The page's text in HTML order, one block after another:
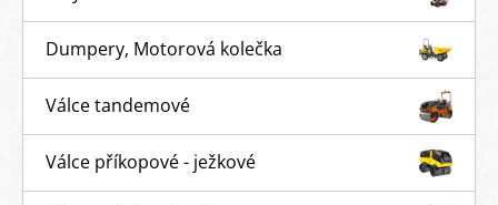
Dumpery, Motorová kolečka
Válce tandemové
Válce příkopové - ježkové